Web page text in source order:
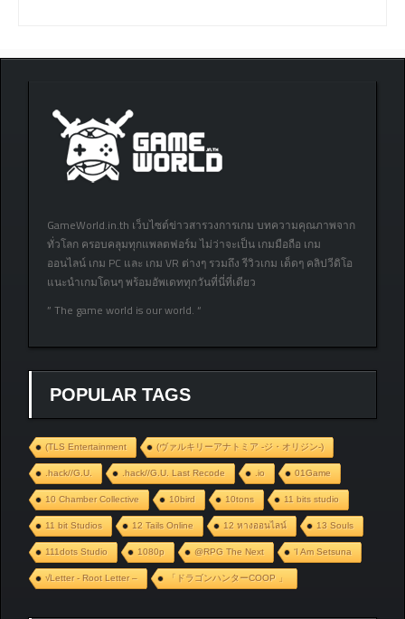
GameWorld.in.th เว็บไซต์ข่าวสารวงการเกม บทความคุณภาพจาก
ทั่วโลก ครอบคลุมทุกแพลตฟอร์ม ไม่ว่าจะเป็น เกมมือถือ เกม
ออนไลน์ เกม PC และ เกม VR ต่างๆ รวมถึง รีวิวเกม เด็ดๆ คลิปวีดิโอ
แนะนำเกมโดนๆ พร้อมอัพเดททุกวันที่นี่ที่เดียว
” The game world is our world. “
POPULAR TAGS
(TLS Entertainment (ヴァルキリーアナトミア ‐ジ・オリジン‐)
.hack//G.U. .hack//G.U. Last Recode .io 01Game
10 Chamber Collective 10bird 10tons 11 bits studio
11 bit Studios 12 Tails Online 12 หางออนไลน์ 13 Souls
111dots Studio 1080p @RPG The Next ‘I Am Setsuna
√Letter - Root Letter – 「ドラゴンハンターCOOP 」